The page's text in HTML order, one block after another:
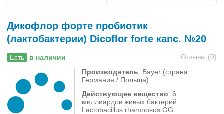
Дикофлор форте пробиотик
(лактобактерии) Dicoflor forte капс. №20
Есть в наличии Отзывы (0)
Производитель: Bayer (страна:
Германия / Польша)
Действующее вещество: 6
миллиардов живых бактерий
Lactobacillus rhamnosus GG